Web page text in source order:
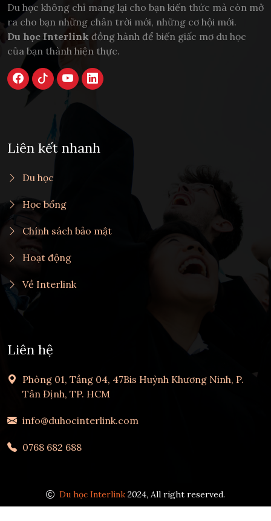
Du học không chỉ mang lại cho bạn kiến thức mà còn mở
ra cho bạn những chân trời mới, những cơ hội mới.
Du học Interlink đồng hành để biến giấc mơ du học
của bạn thành hiện thực.
Liên kết nhanh
Du học
Học bổng
Chính sách bảo mật
Hoạt động
Về Interlink
Liên hệ
Phòng 01, Tầng 04, 47Bis Huỳnh Khương Ninh, P.
Tân Định, TP. HCM
info@duhocinterlink.com
0768 682 688
Du học Interlink 2024, All right reserved.